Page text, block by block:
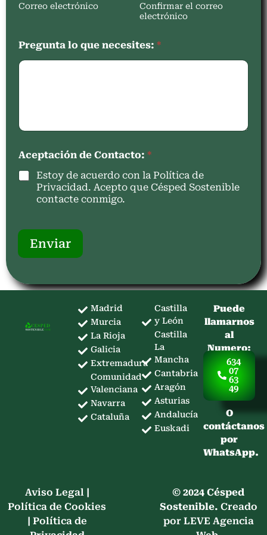
Correo electrónico
Confirmar el correo
electrónico
Pregunta lo que necesites: *
Aceptación de Contacto: *
Estoy de acuerdo con la Política de
Privacidad. Acepto que Césped Sostenible
contacte conmigo.
Enviar
Madrid
Murcia
La Rioja
Galicia
Extremadura
Comunidad
Valenciana
Navarra
Cataluña
Castilla
y León
Castilla
La
Mancha
Cantabria
Aragón
Asturias
Andalucía
Euskadi
Puede
llamarnos
al
Numero:
634
07
63
49
O
contáctanos
por
WhatsApp.
Aviso Legal |
Política de Cookies
| Política de
© 2024 Césped
Sostenible. Creado
por LEVE Agencia